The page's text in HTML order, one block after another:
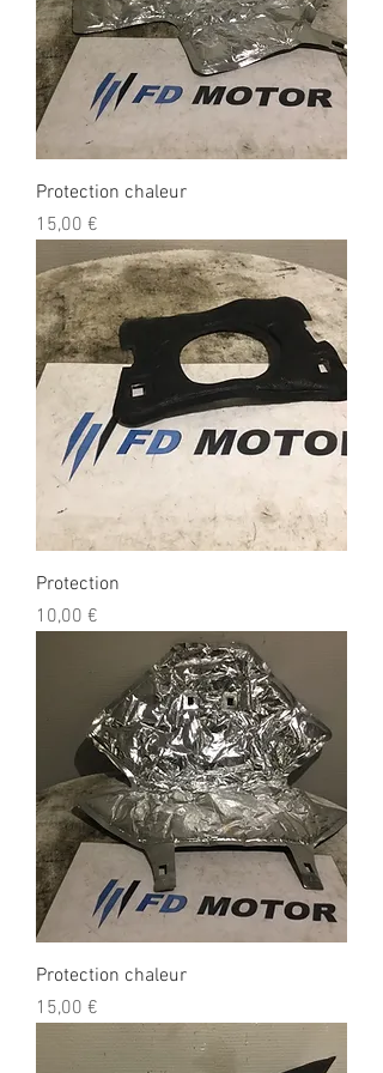
Protection chaleur
Prix
15,00 €
Protection
Prix
10,00 €
Protection chaleur
Prix
15,00 €